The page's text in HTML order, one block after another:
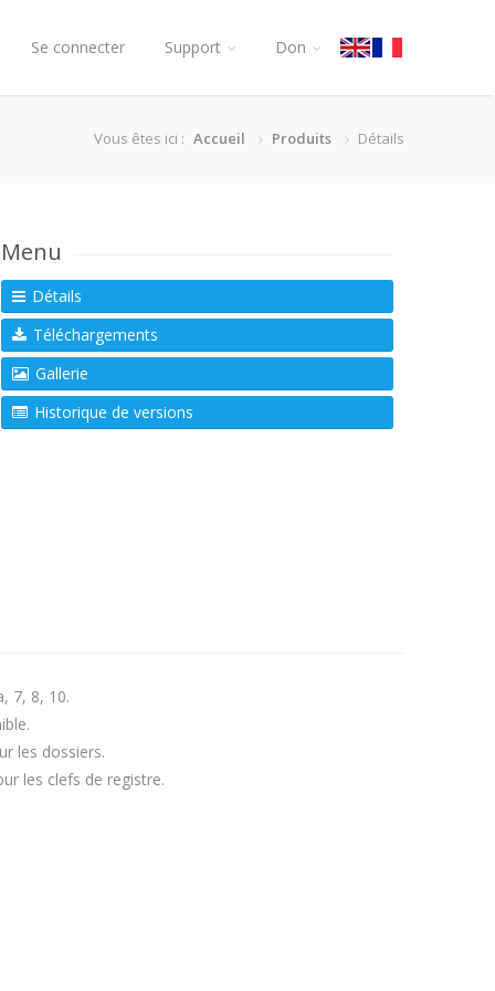
Se connecter Support Don
Vous êtes ici : Accueil Produits Détails
Menu
Détails
Téléchargements
Gallerie
Historique de versions
7, 8, 10.
les dossiers.
les clefs de registre.